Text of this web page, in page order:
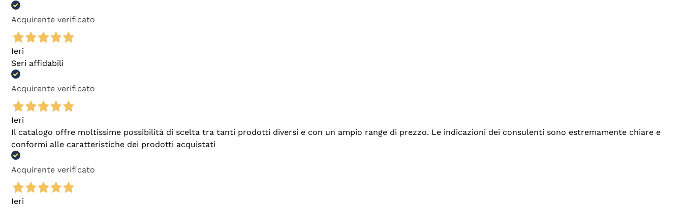
Acquirente verificato
Ieri
Seri affidabili
Acquirente verificato
Ieri
Il catalogo offre moltissime possibilità di scelta tra tanti prodotti diversi e con un ampio range di prezzo. Le indicazioni dei consulenti sono estremamente chiare e
conformi alle caratteristiche dei prodotti acquistati
Acquirente verificato
Ieri